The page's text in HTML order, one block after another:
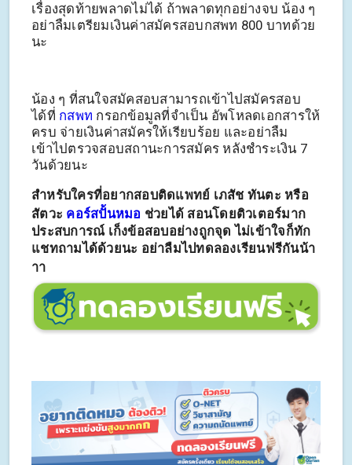
เรื่องสุดท้ายพลาดไม่ได้ ถ้าพลาดทุกอย่างจบ น้อง ๆ
อย่าลืมเตรียมเงินค่าสมัครสอบกสพท 800 บาทด้วย
นะ
น้อง ๆ ที่สนใจสมัคสอบสามารถเข้าไปสมัครสอบ
ได้ที่ กสพท กรอกข้อมูลที่จำเป็น อัพโหลดเอกสารให้
ครบ จ่ายเงินค่าสมัครให้เรียบร้อย และอย่าลืม
เข้าไปตรวจสอบสถานะการสมัคร หลังชำระเงิน 7
วันด้วยนะ
สำหรับใครที่อยากสอบติดแพทย์ เภสัช ทันตะ หรือ
สัตวะ คอร์สปั้นหมอ ช่วยได้ สอนโดยติวเตอร์มาก
ประสบการณ์ เก็งข้อสอบอย่างถูกจุด ไม่เข้าใจก็ทัก
แชทถามได้ด้วยนะ อย่าลืมไปทดลองเรียนฟรีกันน้า
าา